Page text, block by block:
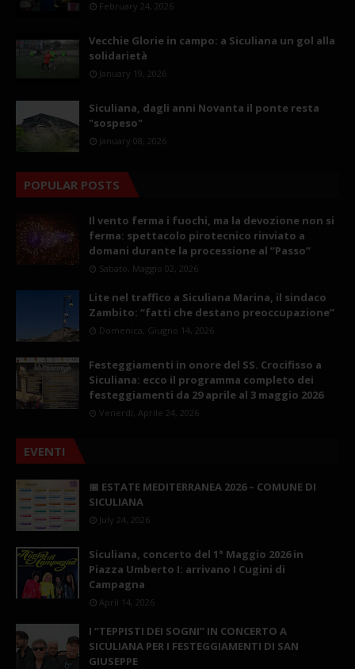
February 24, 2026
Vecchie Glorie in campo: a Siculiana un gol alla
solidarietà
January 19, 2026
Siculiana, dagli anni Novanta il ponte resta
"sospeso"
January 08, 2026
POPULAR POSTS
Il vento ferma i fuochi, ma la devozione non si
ferma: spettacolo pirotecnico rinviato a
domani durante la processione al “Passo”
Sabato, Maggio 02, 2026
Lite nel traffico a Siculiana Marina, il sindaco
Zambito: “fatti che destano preoccupazione”
Domenica, Giugno 14, 2026
Festeggiamenti in onore del SS. Crocifisso a
Siculiana: ecco il programma completo dei
festeggiamenti da 29 aprile al 3 maggio 2026
Venerdì, Aprile 24, 2026
EVENTI
📅 ESTATE MEDITERRANEA 2026 – COMUNE DI
SICULIANA
July 24, 2026
Siculiana, concerto del 1° Maggio 2026 in
Piazza Umberto I: arrivano I Cugini di
Campagna
April 14, 2026
I “TEPPISTI DEI SOGNI” IN CONCERTO A
SICULIANA PER I FESTEGGIAMENTI DI SAN
GIUSEPPE